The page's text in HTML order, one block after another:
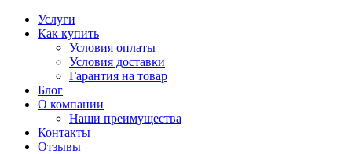
Услуги
Как купить
Условия оплаты
Условия доставки
Гарантия на товар
Блог
О компании
Наши преимущества
Контакты
Отзывы